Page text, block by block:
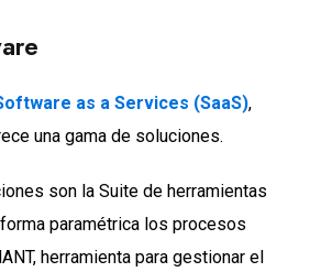
as a Services (SaaS),
una gama de soluciones.
son la Suite de herramientas
paramétrica los procesos
herramienta para gestionar el